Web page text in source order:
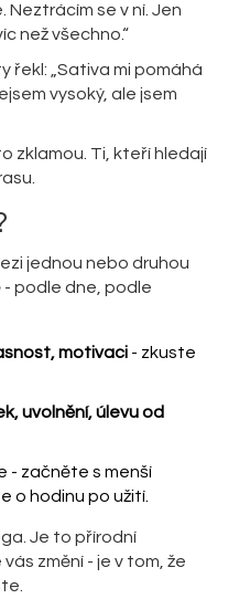
Neztrácím se v ní. Jen
než všechno.“
řekl: „Sativa mi pomáhá
vysoký, ale jsem
zklamou. Ti, kteří hledají
jednou nebo druhou
- podle dne, podle
motivaci - zkuste
uvolnění, úlevu od
- začněte s menší
o hodinu po užití.
Je to přírodní
změní - je v tom, že